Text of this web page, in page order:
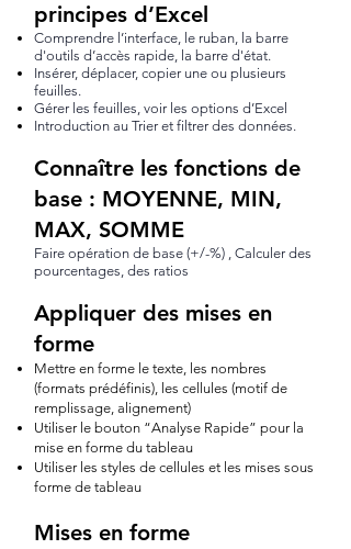
principes d’Excel
Comprendre l’interface, le ruban, la barre
d'outils d’accès rapide, la barre d'état.
Insérer, déplacer, copier une ou plusieurs
feuilles.
Gérer les feuilles, voir les options d’Excel
Introduction au Trier et filtrer des données.
Connaître les fonctions de
base : MOYENNE, MIN,
MAX, SOMME
Faire opération de base (+/-%) , Calculer des
pourcentages, des ratios
Appliquer des mises en
forme
Mettre en forme le texte, les nombres
(formats prédéfinis), les cellules (motif de
remplissage, alignement)
Utiliser le bouton “Analyse Rapide” pour la
mise en forme du tableau
Utiliser les styles de cellules et les mises sous
forme de tableau
Mises en forme